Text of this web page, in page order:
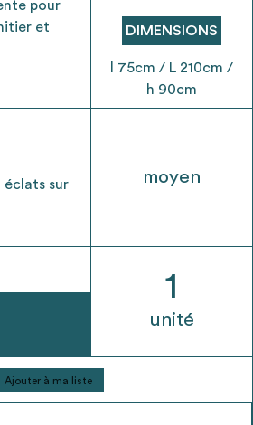
à sa liste et son envoi ne
pour
et
éclats sur
DIMENSIONS
l 75cm / L 210cm /
h 90cm
moyen
1
unité
quantité
Ajouter à ma liste